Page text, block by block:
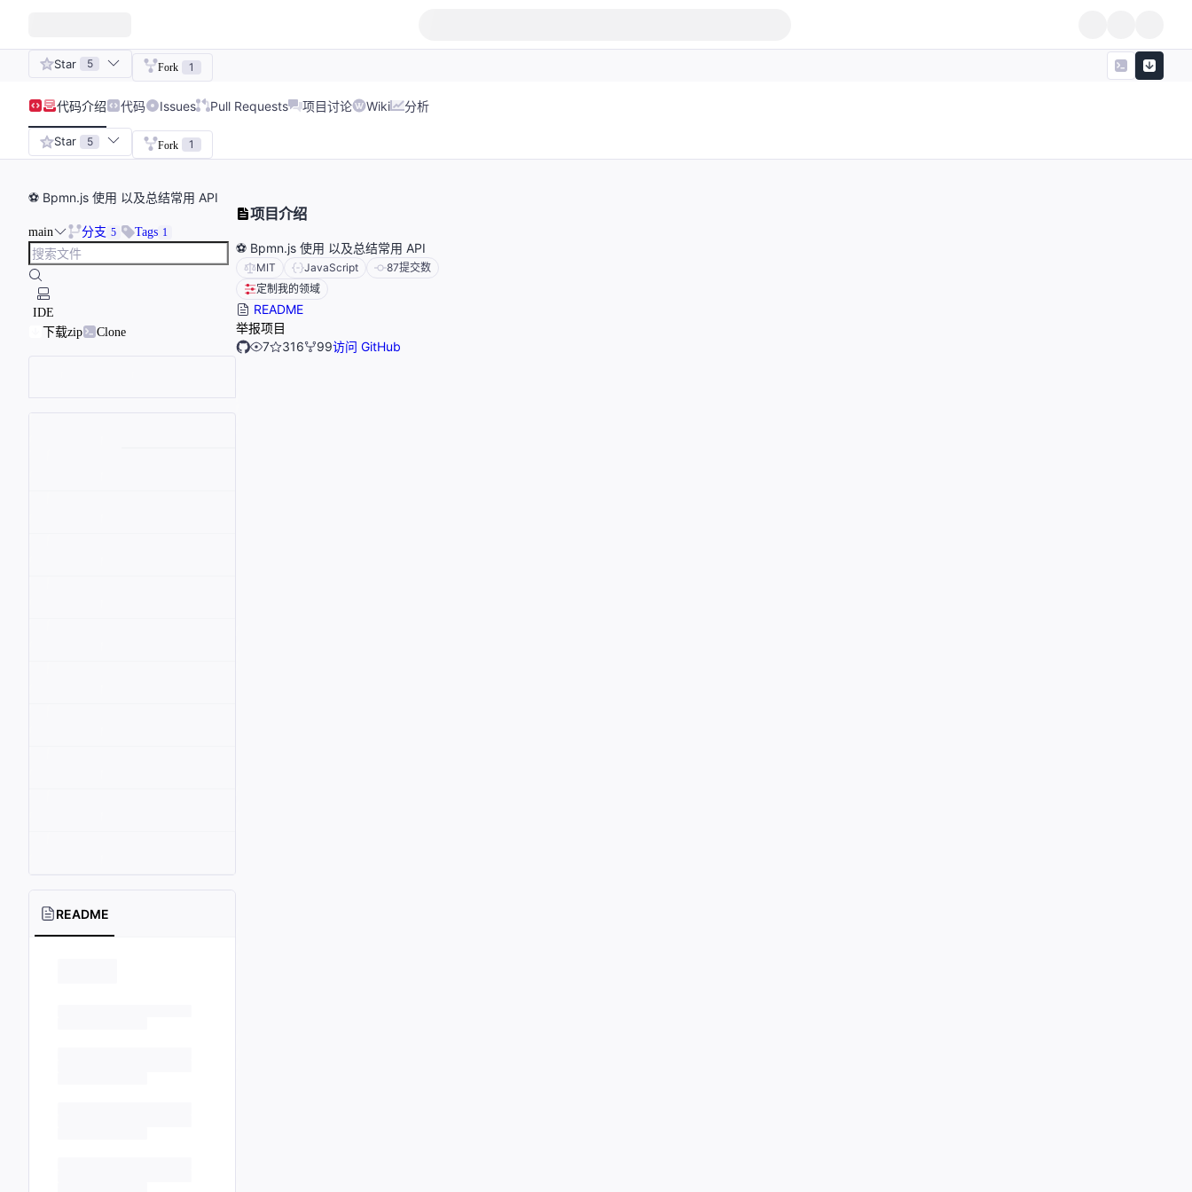
Star 5 Fork 1
代码介绍 代码 Issues Pull Requests 项目讨论 Wiki 分析
Star 5 Fork 1
⚽ Bpmn.js 使用 以及总结常用 API
main 分支 5 Tags 1
IDE
下载zip
Clone
README
项目介绍
⚽ Bpmn.js 使用 以及总结常用 API
MIT JavaScript 87提交数
定制我的领域
README
举报项目
7
316 99访问 GitHub